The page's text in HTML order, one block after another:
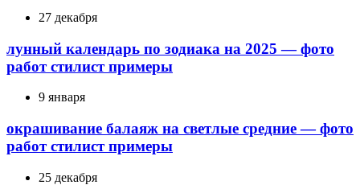
27 декабря
лунный календарь по зодиака на 2025 — фото
работ стилист примеры
9 января
окрашивание балаяж на светлые средние — фото
работ стилист примеры
25 декабря